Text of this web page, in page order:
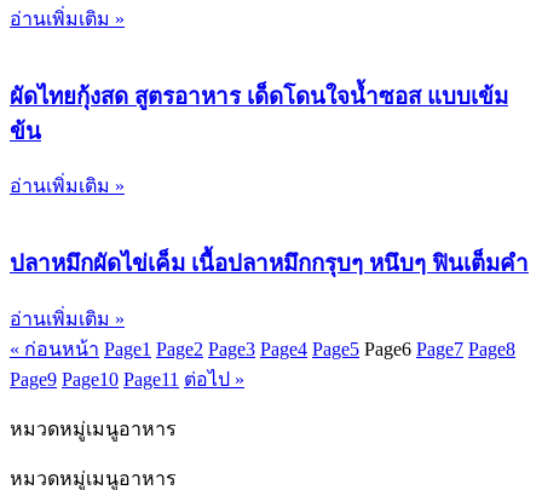
อ่านเพิ่มเติม »
ผัดไทยกุ้งสด สูตรอาหาร เด็ดโดนใจน้ำซอส แบบเข้ม
ข้น
อ่านเพิ่มเติม »
ปลาหมึกผัดไข่เค็ม เนื้อปลาหมึกกรุบๆ หนึบๆ ฟินเต็มคำ
อ่านเพิ่มเติม »
« ก่อนหน้า Page1 Page2 Page3 Page4 Page5 Page6 Page7 Page8
Page9 Page10 Page11 ต่อไป »
หมวดหมู่เมนูอาหาร
หมวดหมู่เมนูอาหาร